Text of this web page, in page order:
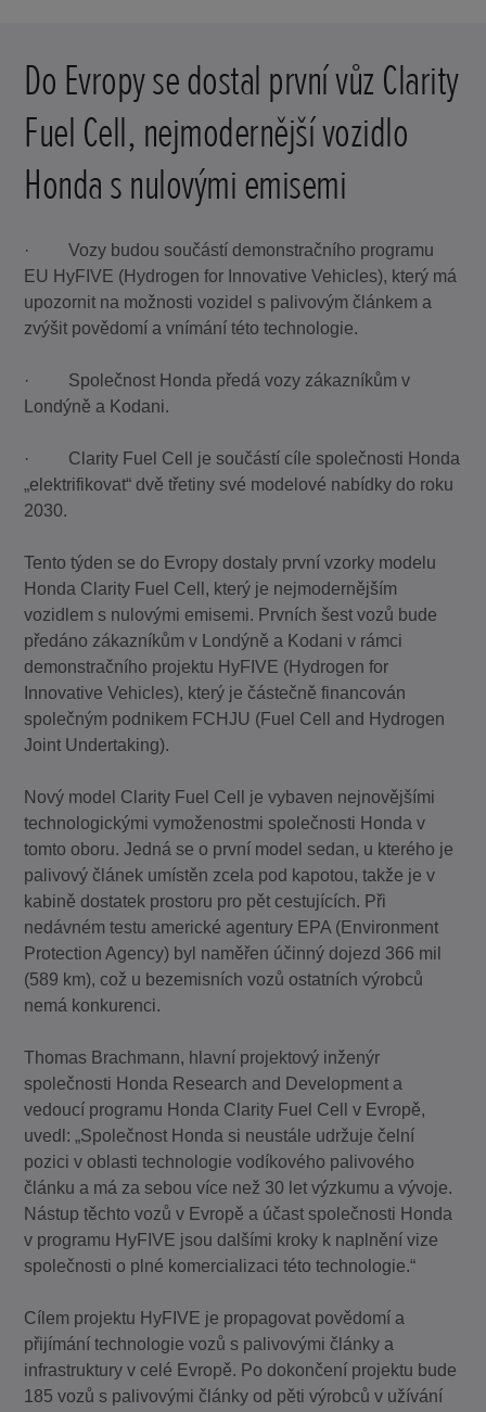
Do Evropy se dostal první vůz Clarity
Fuel Cell, nejmodernější vozidlo
Honda s nulovými emisemi
· Vozy budou součástí demonstračního programu
EU HyFIVE (Hydrogen for Innovative Vehicles), který má
upozornit na možnosti vozidel s palivovým článkem a
zvýšit povědomí a vnímání této technologie.
· Společnost Honda předá vozy zákazníkům v
Londýně a Kodani.
· Clarity Fuel Cell je součástí cíle společnosti Honda
„elektrifikovat“ dvě třetiny své modelové nabídky do roku
2030.
Tento týden se do Evropy dostaly první vzorky modelu
Honda Clarity Fuel Cell, který je nejmodernějším
vozidlem s nulovými emisemi. Prvních šest vozů bude
předáno zákazníkům v Londýně a Kodani v rámci
demonstračního projektu HyFIVE (Hydrogen for
Innovative Vehicles), který je částečně financován
společným podnikem FCHJU (Fuel Cell and Hydrogen
Joint Undertaking).
Nový model Clarity Fuel Cell je vybaven nejnovějšími
technologickými vymoženostmi společnosti Honda v
tomto oboru. Jedná se o první model sedan, u kterého je
palivový článek umístěn zcela pod kapotou, takže je v
kabině dostatek prostoru pro pět cestujících. Při
nedávném testu americké agentury EPA (Environment
Protection Agency) byl naměřen účinný dojezd 366 mil
(589 km), což u bezemisních vozů ostatních výrobců
nemá konkurenci.
Thomas Brachmann, hlavní projektový inženýr
společnosti Honda Research and Development a
vedoucí programu Honda Clarity Fuel Cell v Evropě,
uvedl: „Společnost Honda si neustále udržuje čelní
pozici v oblasti technologie vodíkového palivového
článku a má za sebou více než 30 let výzkumu a vývoje.
Nástup těchto vozů v Evropě a účast společnosti Honda
v programu HyFIVE jsou dalšími kroky k naplnění vize
společnosti o plné komercializaci této technologie.“
Cílem projektu HyFIVE je propagovat povědomí a
přijímání technologie vozů s palivovými články a
infrastruktury v celé Evropě. Po dokončení projektu bude
185 vozů s palivovými články od pěti výrobců v užívání